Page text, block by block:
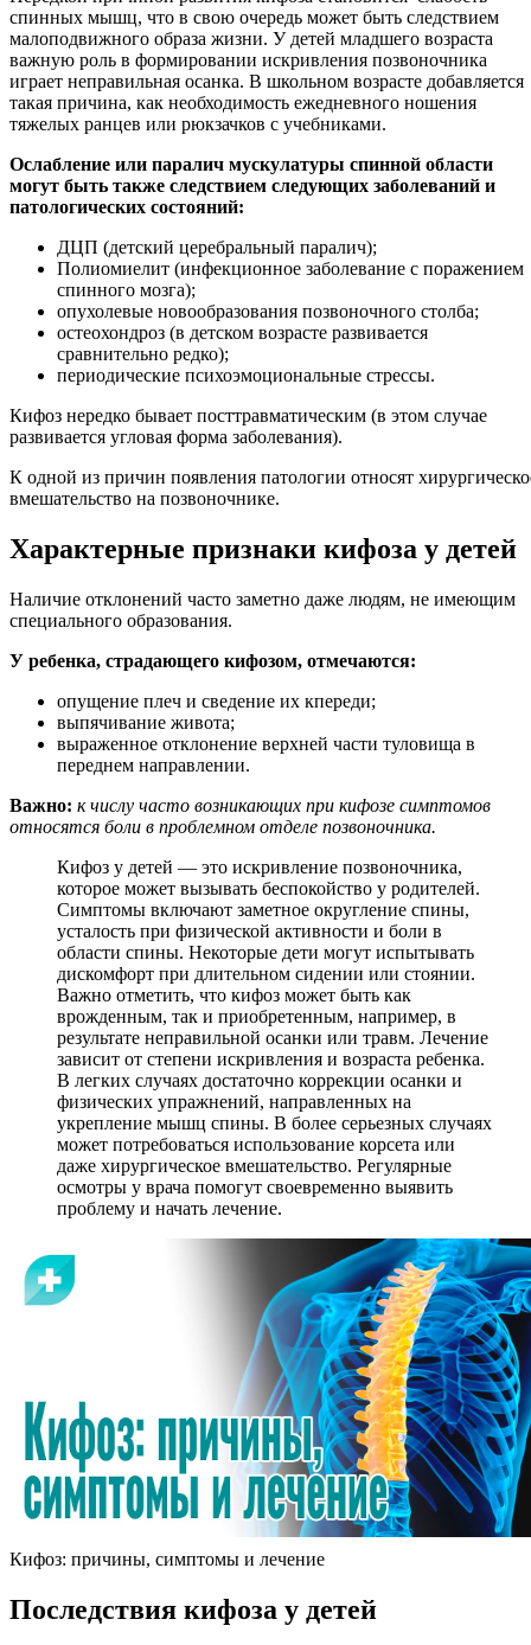
спинных мышц, что в свою очередь может быть следствием
малоподвижного образа жизни. У детей младшего возраста
важную роль в формировании искривления позвоночника
играет неправильная осанка. В школьном возрасте добавляется
такая причина, как необходимость ежедневного ношения
тяжелых ранцев или рюкзачков с учебниками.
Ослабление или паралич мускулатуры спинной области
могут быть также следствием следующих заболеваний и
патологических состояний:
ДЦП (детский церебральный паралич);
Полиомиелит (инфекционное заболевание с поражением
спинного мозга);
опухолевые новообразования позвоночного столба;
остеохондроз (в детском возрасте развивается
сравнительно редко);
периодические психоэмоциональные стрессы.
Кифоз нередко бывает посттравматическим (в этом случае
развивается угловая форма заболевания).
К одной из причин появления патологии относят
вмешательство на позвоночнике.
Характерные признаки кифоза у детей
Наличие отклонений часто заметно даже людям, не имеющим
специального образования.
У ребенка, страдающего кифозом, отмечаются:
опущение плеч и сведение их кпереди;
выпячивание живота;
выраженное отклонение верхней части туловища в
переднем направлении.
Важно: к числу часто возникающих при кифозе симптомов
относятся боли в проблемном отделе позвоночника.
Кифоз у детей — это искривление позвоночника,
которое может вызывать беспокойство у родителей.
Симптомы включают заметное округление спины,
усталость при физической активности и боли в
области спины. Некоторые дети могут испытывать
дискомфорт при длительном сидении или стоянии.
Важно отметить, что кифоз может быть как
врожденным, так и приобретенным, например, в
результате неправильной осанки или травм. Лечение
зависит от степени искривления и возраста ребенка.
В легких случаях достаточно коррекции осанки и
физических упражнений, направленных на
укрепление мышц спины. В более серьезных случаях
может потребоваться использование корсета или
даже хирургическое вмешательство. Регулярные
осмотры у врача помогут своевременно выявить
проблему и начать лечение.
Кифоз: причины, симптомы и лечение
Последствия кифоза у детей